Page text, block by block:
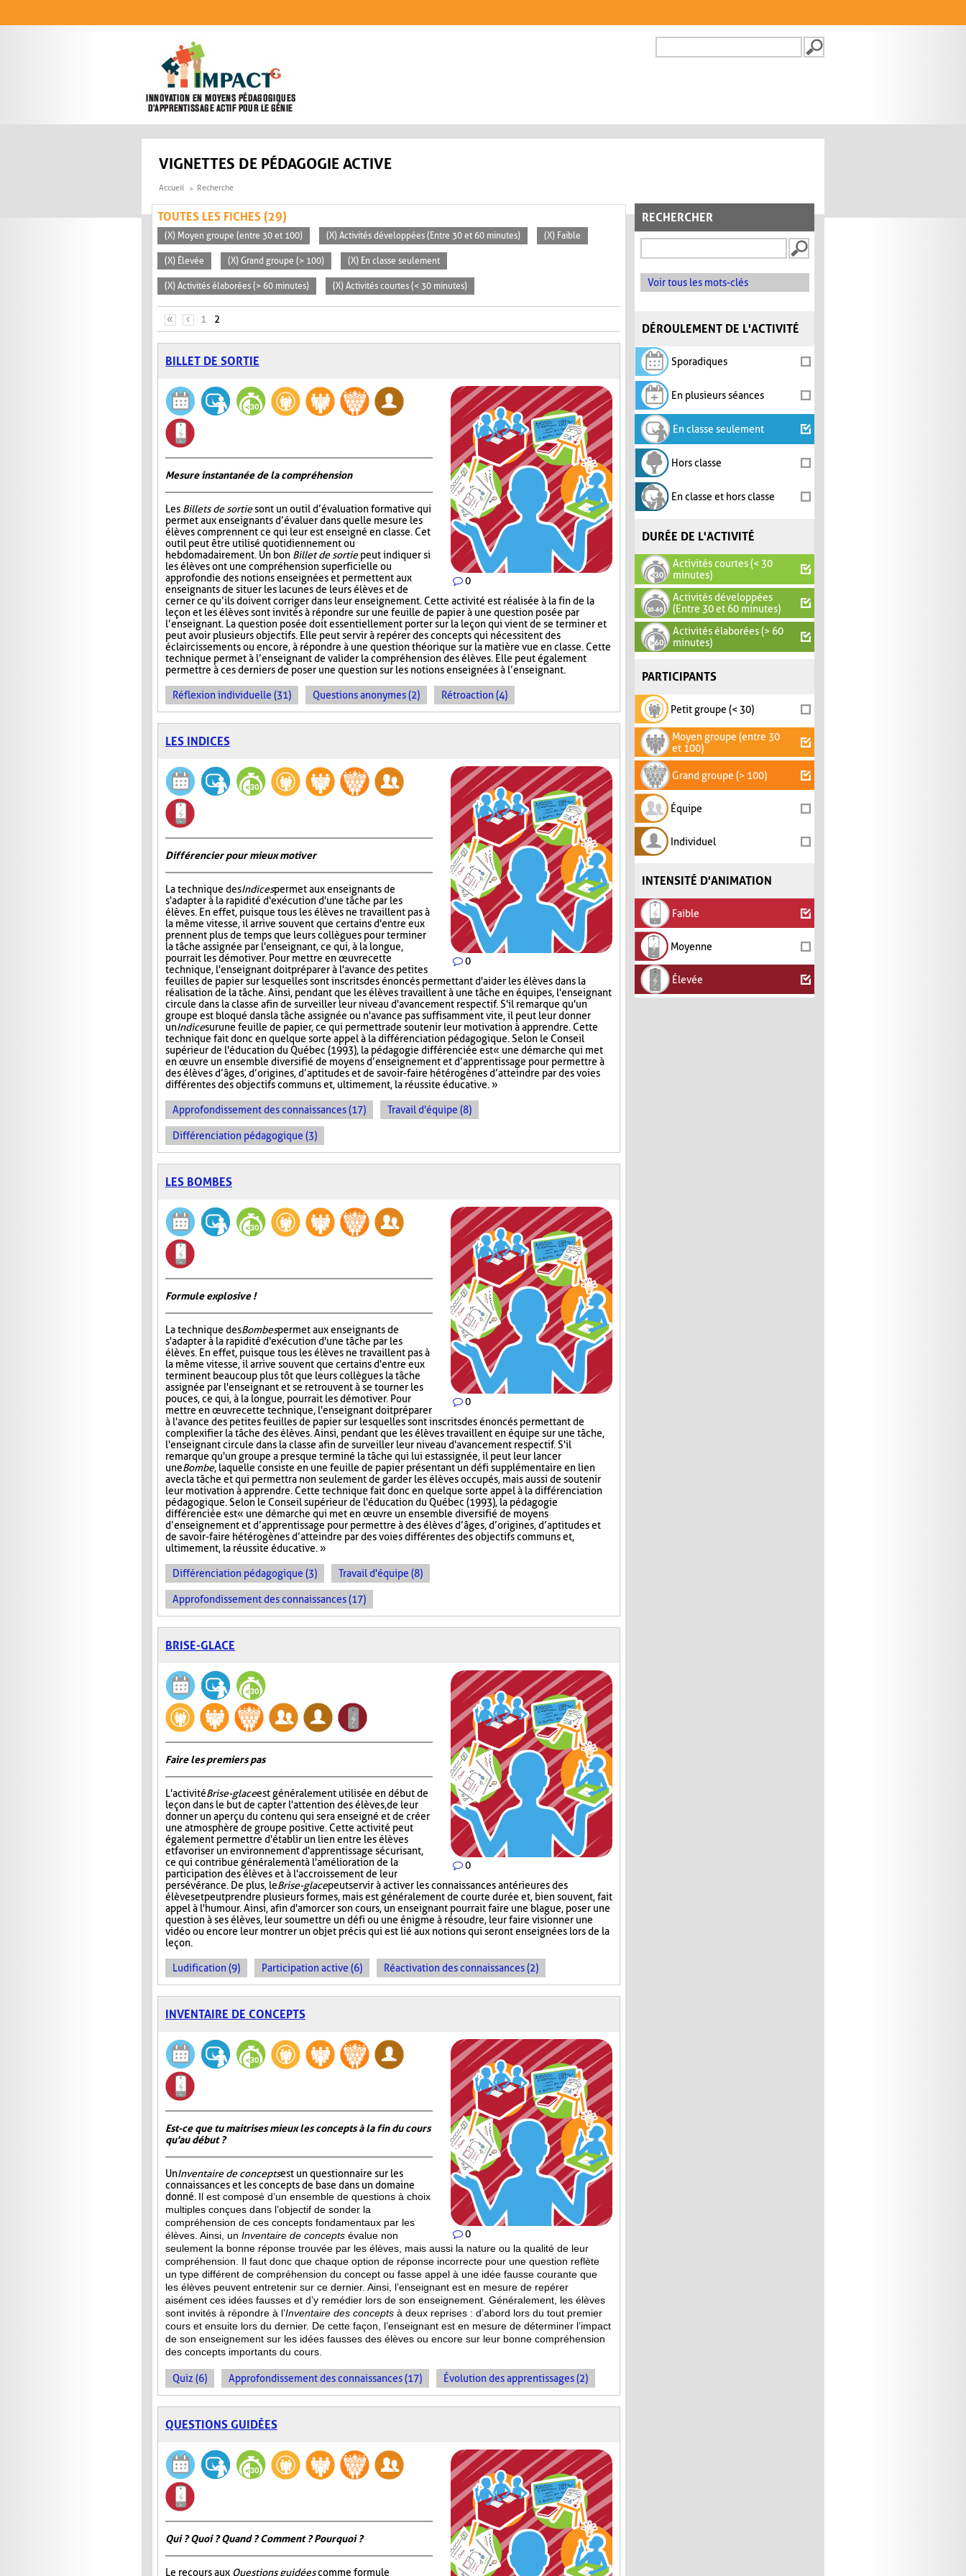
FORMULAIRE DE
VIGNETTES DE PÉDAGOGIE ACTIVE
Accueil Recherche
RECHERCHER
Voir tous les mots-clés
DÉROULEMENT DE L'ACTIVITÉ
Sporadiques
En plusieurs séances
En classe seulement
Hors classe
En classe et hors classe
DURÉE DE L'ACTIVITÉ
Activités courtes (< 30
minutes)
Activités développées
(Entre 30 et 60 minutes)
Activités élaborées (> 60
minutes)
PARTICIPANTS
Petit groupe (< 30)
Moyen groupe (entre 30
et 100)
Grand groupe (> 100)
Équipe
Individuel
INTENSITÉ D'ANIMATION
Faible
Moyenne
Élevée
TOUTES LES FICHES (29)
(X) Moyen groupe (entre 30 et 100) (X) Activités développées (Entre 30 et 60 minutes) (X) Faible
(X) Élevée (X) Grand groupe (> 100) (X) En classe seulement
(X) Activités élaborées (> 60 minutes) (X) Activités courtes (< 30 minutes)
PAGES
« ‹ 1 2
BILLET DE SORTIE
0
Mesure instantanée de la compréhension
Les Billets de sortiesont un outil d’évaluation formative qui
permet aux enseignants d’évaluer dans quelle mesure les
élèves comprennent ce qui leur est enseigné en classe. Cet
outil peut être utilisé quotidiennement ou
hebdomadairement. Un bon Billet de sortiepeut indiquer si
les élèves ont une compréhension superficielle ou
approfondie des notions enseignées et permettent aux
enseignants de situer les lacunes de leurs élèves et de
cerner ce qu’ils doivent corriger dans leur enseignement. Cette activité est réalisée à la fin de la
leçon et les élèves sont invités à répondre sur une feuille de papier à une question posée par
l’enseignant. La question posée doit essentiellement porter sur la leçon qui vient de se terminer et
peut avoir plusieurs objectifs. Elle peut servir à repérer des concepts qui nécessitent des
éclaircissements ou encore, à répondre à une question théorique sur la matière vue en classe. Cette
technique permet à l’enseignant de valider la compréhension des élèves. Elle peut également
permettre à ces derniers de poser une question sur les notions enseignées à l’enseignant.
Réflexion individuelle (31) Questions anonymes (2) Rétroaction (4)
LES INDICES
0
Différencier pour mieux motiver
La technique desIndicespermet aux enseignants de
s'adapter à la rapidité d'exécution d'une tâche par les
élèves. En effet, puisque tous les élèves ne travaillent pas à
la même vitesse, il arrive souvent que certains d'entre eux
prennent plus de temps que leurs collègues pour terminer
la tâche assignée par l'enseignant, ce qui, à la longue,
pourrait les démotiver. Pour mettre en œuvre cette
technique, l'enseignant doit préparer à l'avance des petites
feuilles de papier sur lesquelles sont inscrits des énoncés permettant d'aider les élèves dans la
réalisation de la tâche. Ainsi, pendant que les élèves travaillent à une tâche en équipes, l'enseignant
circule dans la classe afin de surveiller leur niveau d'avancement respectif. S'il remarque qu'un
groupe est bloqué dans la tâche assignée ou n'avance pas suffisamment vite, il peut leur donner
unIndicesurune feuille de papier, ce qui permettra de soutenir leur motivation à apprendre. Cette
technique fait donc en quelque sorte appel à la différenciation pédagogique. Selon le Conseil
supérieur de l'éducation du Québec (1993), la pédagogie différenciée est « une démarche qui met
en œuvre un ensemble diversifié de moyens d’enseignement et d’apprentissage pour permettre à
des élèves d’âges, d’origines, d’aptitudes et de savoir-faire hétérogènes d’atteindre par des voies
différentes des objectifs communs et, ultimement, la réussite éducative. »
Approfondissement des connaissances (17) Travail d'équipe (8)
Différenciation pédagogique (3)
LES BOMBES
0
Formule explosive !
La technique desBombespermet aux enseignants de
s'adapter à la rapidité d'exécution d'une tâche par les
élèves. En effet, puisque tous les élèves ne travaillent pas à
la même vitesse, il arrive souvent que certains d'entre eux
terminent beaucoup plus tôt que leurs collègues la tâche
assignée par l'enseignant et se retrouvent à se tourner les
pouces, ce qui, à la longue, pourrait les démotiver. Pour
mettre en œuvre cette technique, l'enseignant doit préparer
à l'avance des petites feuilles de papier sur lesquelles sont inscrits des énoncés permettant de
complexifier la tâche des élèves. Ainsi, pendant que les élèves travaillent en équipe sur une tâche,
l'enseignant circule dans la classe afin de surveiller leur niveau d'avancement respectif. S'il
remarque qu'un groupe a presque terminé la tâche qui lui est assignée, il peut leur lancer
uneBombe, laquelle consiste en une feuille de papier présentant un défi supplémentaire en lien
avec la tâche et qui permettra non seulement de garder les élèves occupés, mais aussi de soutenir
leur motivation à apprendre. Cette technique fait donc en quelque sorte appel à la différenciation
pédagogique. Selon le Conseil supérieur de l'éducation du Québec (1993), la pédagogie
différenciée est « une démarche qui met en œuvre un ensemble diversifié de moyens
d’enseignement et d’apprentissage pour permettre à des élèves d’âges, d’origines, d’aptitudes et
de savoir-faire hétérogènes d’atteindre par des voies différentes des objectifs communs et,
ultimement, la réussite éducative. »
Différenciation pédagogique (3) Travail d'équipe (8)
Approfondissement des connaissances (17)
BRISE-GLACE
0
Faire les premiers pas
L'activitéBrise-glaceest généralement utilisée en début de
leçon dans le but de capter l'attention des élèves, de leur
donner un aperçu du contenu qui sera enseigné et de créer
une atmosphère de groupe positive. Cette activité peut
également permettre d'établir un lien entre les élèves
et favoriser un environnement d'apprentissage sécurisant,
ce qui contribue généralement à l'amélioration de la
participation des élèves et à l'accroissement de leur
persévérance. De plus, leBrise-glacepeut servir à activer les connaissances antérieures des
élèves et peut prendre plusieurs formes, mais est généralement de courte durée et, bien souvent, fait
appel à l'humour. Ainsi, afin d'amorcer son cours, un enseignant pourrait faire une blague, poser une
question à ses élèves, leur soumettre un défi ou une énigme à résoudre, leur faire visionner une
vidéo ou encore leur montrer un objet précis qui est lié aux notions qui seront enseignées lors de la
leçon.
Ludification (9) Participation active (6) Réactivation des connaissances (2)
INVENTAIRE DE CONCEPTS
0
Est-ce que tu maitrises mieux les concepts à la fin du cours
qu'au début ?
UnInventaire de conceptsest un questionnaire sur les
connaissances et les concepts de base dans un domaine
donné. Il est composé d’un ensemble de questions à choix
multiples conçues dans l’objectif de sonder la
compréhension de ces concepts fondamentaux par les
élèves. Ainsi, un Inventaire de concepts évalue non
seulement la bonne réponse trouvée par les élèves, mais aussi la nature ou la qualité de leur
compréhension. Il faut donc que chaque option de réponse incorrecte pour une question reflète
un type différent de compréhension du concept ou fasse appel à une idée fausse courante que
les élèves peuvent entretenir sur ce dernier. Ainsi, l’enseignant est en mesure de repérer
aisément ces idées fausses et d’y remédier lors de son enseignement. Généralement, les élèves
sont invités à répondre à l’Inventaire des concepts à deux reprises : d’abord lors du tout premier
cours et ensuite lors du dernier. De cette façon, l’enseignant est en mesure de déterminer l’impact
de son enseignement sur les idées fausses des élèves ou encore sur leur bonne compréhension
des concepts importants du cours.
Quiz (6) Approfondissement des connaissances (17) Évolution des apprentissages (2)
QUESTIONS GUIDÉES
Qui ? Quoi ? Quand ? Comment ? Pourquoi ?
Le recours aux Questions guidéescomme formule